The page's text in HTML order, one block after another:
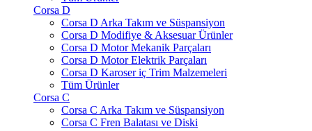
Corsa D
Corsa D Arka Takım ve Süspansiyon
Corsa D Modifiye & Aksesuar Ürünler
Corsa D Motor Mekanik Parçaları
Corsa D Motor Elektrik Parçaları
Corsa D Karoser iç Trim Malzemeleri
Tüm Ürünler
Corsa C
Corsa C Arka Takım ve Süspansiyon
Corsa C Fren Balatası ve Diski